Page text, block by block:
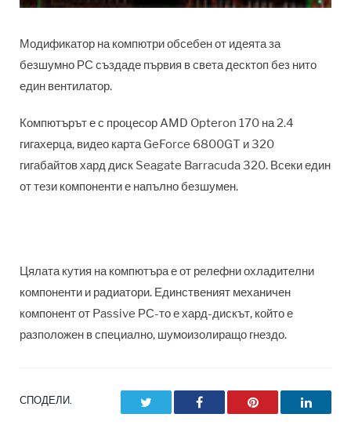
Модификатор на компютри обсебен от идеята за
безшумно РС създаде първия в света десктоп без нито
един вентилатор.
Компютърът е с процесор AMD Opteron 170 на 2.4
гигахерца, видео карта GeForce 6800GT и 320
гигабайтов хард диск Seagate Barracuda 320. Всеки един
от тези компоненти е напълно безшумен.
Цялата кутия на компютъра е от релефни охладителни
компоненти и радиатори. Единственият механичен
компонент от Passive РС-то е хард-дискът, който е
разположен в специално, шумоизолиращо гнездо.
СПОДЕЛИ. Facebook Pinterest